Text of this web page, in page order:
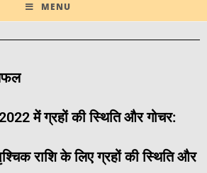
MENU
में ग्रहों की स्थिति और गोचर:
राशि के लिए ग्रहों की स्थिति और